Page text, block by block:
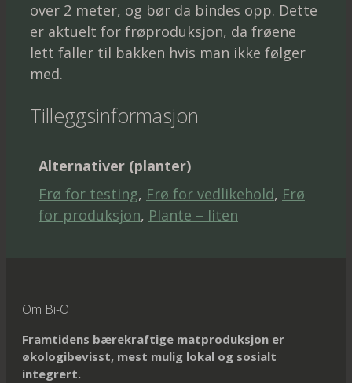
over 2 meter, og bør da bindes opp. Dette
er aktuelt for frøproduksjon, da frøene
lett faller til bakken hvis man ikke følger
med.
Tilleggsinformasjon
Alternativer (planter)
Frø for testing, Frø for vedlikehold, Frø
for produksjon, Plante – liten
Om Bi-O
Framtidens bærekraftige matproduksjon er
økologibevisst, mest mulig lokal og sosialt
integrert.